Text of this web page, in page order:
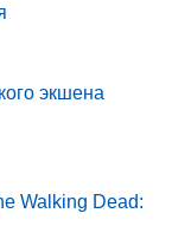
экшена
Walking Dead: